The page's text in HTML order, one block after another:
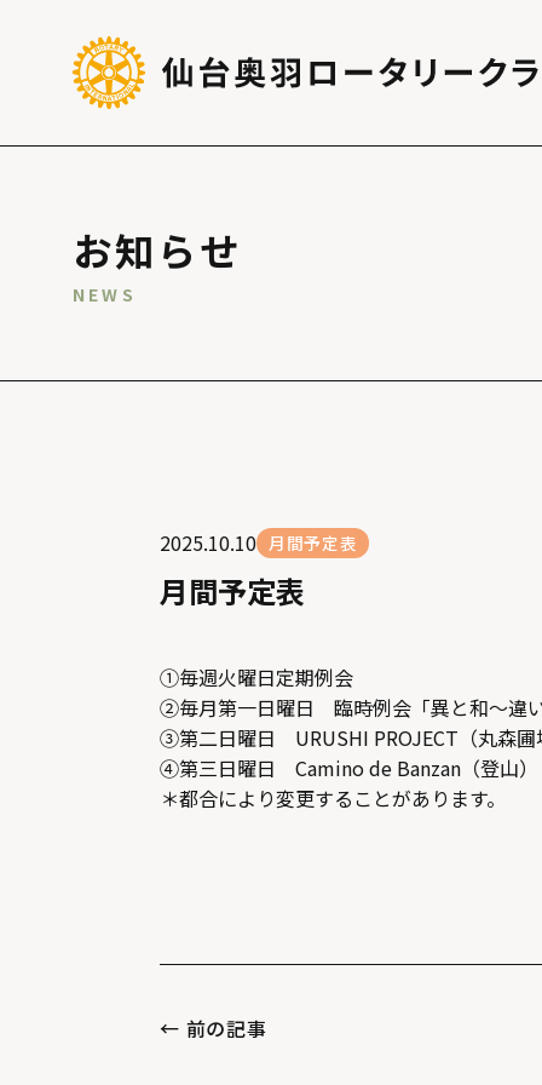
お知らせ
NEWS
2025.10.10 月間予定表
月間予定表
①毎週火曜日定期例会
②毎月第一日曜日 臨時例会「異と和～違
③第二日曜日 URUSHI PROJECT（丸森圃
④第三日曜日 Camino de Banzan（登山）
＊都合により変更することがあります。
← 前の記事